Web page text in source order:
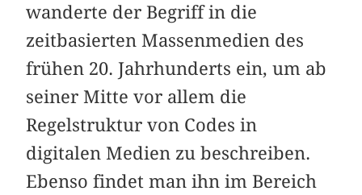
wanderte der Begriff in die
zeitbasierten Massenmedien des
frühen 20. Jahrhunderts ein, um ab
seiner Mitte vor allem die
Regelstruktur von Codes in
digitalen Medien zu beschreiben.
Ebenso findet man ihn im Bereich